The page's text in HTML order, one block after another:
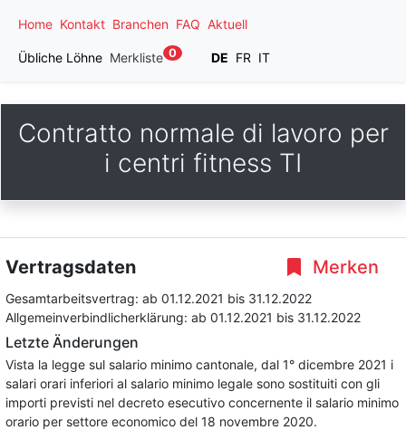
Home Kontakt Branchen FAQ Aktuell
Übliche Löhne Merkliste 0 DE FR IT
Contratto normale di lavoro per
i centri fitness TI
Merken
Vertragsdaten
Gesamtarbeitsvertrag: ab 01.12.2021 bis 31.12.2022
Allgemeinverbindlicherklärung: ab 01.12.2021 bis 31.12.2022
Letzte Änderungen
Vista la legge sul salario minimo cantonale, dal 1° dicembre 2021 i
salari orari inferiori al salario minimo legale sono sostituiti con gli
importi previsti nel decreto esecutivo concernente il salario minimo
orario per settore economico del 18 novembre 2020.